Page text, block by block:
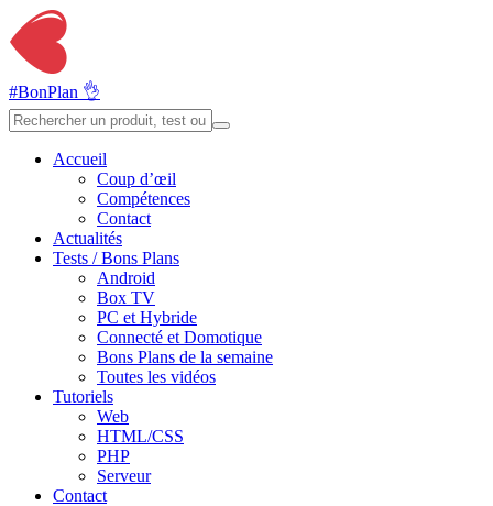
#BonPlan 👌
Accueil
Coup d’œil
Compétences
Contact
Actualités
Tests / Bons Plans
Android
Box TV
PC et Hybride
Connecté et Domotique
Bons Plans de la semaine
Toutes les vidéos
Tutoriels
Web
HTML/CSS
PHP
Serveur
Contact